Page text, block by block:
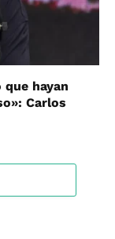
hayan
Carlos